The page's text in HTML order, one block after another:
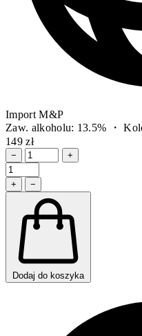
Import M&P
Zaw. alkoholu: 13.5% ・
149 zł
− +
+ −
Dodaj do koszyka